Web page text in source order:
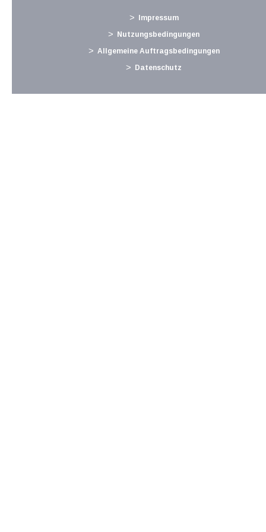
betroffen sind, sollten daher rechtzeitig einen entsprechenden
empfehlen drucken
Impressum
Nutzungsbedingungen
Allgemeine Auftragsbedingungen
Datenschutz